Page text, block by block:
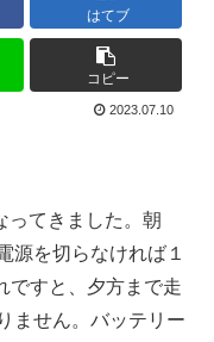
はてブ
コピー
2023.07.10
ってきました。朝
源を切らなければ１
ですと、夕方まで走
ません。バッテリー